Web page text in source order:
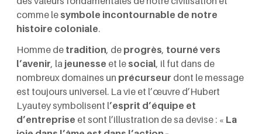
comme lesymbole incontournable de notre
histoire coloniale.
Homme de tradition, de progrès, tourné vers
l’avenir, la jeunesse et lesocial, il fut dans de
nombreux domaines un précurseur dont le message
est toujours universel. La vie et l’œuvre d’Hubert
Lyautey symbolisent l’esprit d’équipe et
d’entreprise et sont l’illustration de sa devise : « La